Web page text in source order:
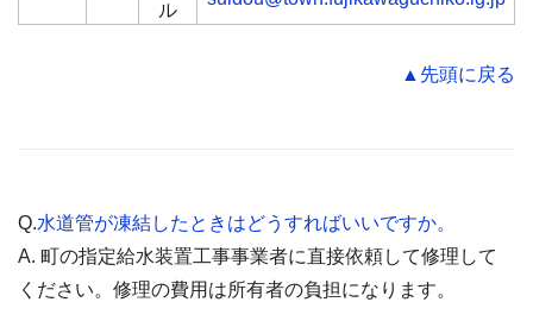
ル
▲先頭に戻る
Q.水道管が凍結したときはどうすればいいですか。
A. 町の指定給水装置工事事業者に直接依頼して修理して
ください。修理の費用は所有者の負担になります。